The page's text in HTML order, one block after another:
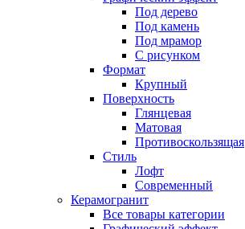
Под дерево
Под камень
Под мрамор
С рисунком
Формат
Крупный
Поверхность
Глянцевая
Матовая
Противоскользящая
Стиль
Лофт
Современный
Керамогранит
Все товары категории